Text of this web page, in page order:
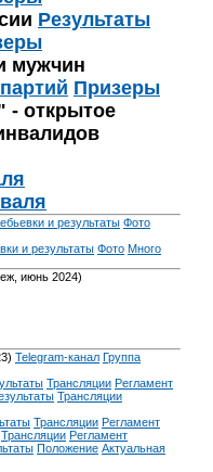
Результаты
мужчин
Призеры
- открытое
и результаты Фото
и результаты Фото Много
июнь 2024)
Telegram-канал Группа
Трансляции Регламент
Трансляции
Трансляции Регламент
Трансляции Регламент
Положение Актуальная